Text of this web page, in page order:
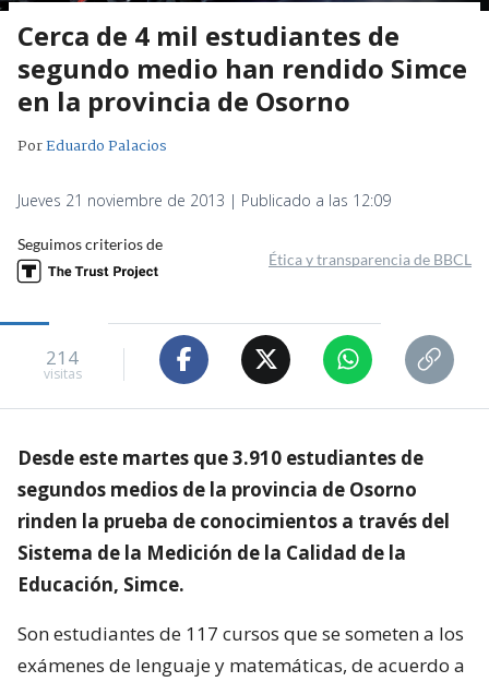
Cerca de 4 mil estudiantes de
segundo medio han rendido Simce
en la provincia de Osorno
PorEduardo Palacios
Jueves 21 noviembre de 2013 | Publicado a las 12:09
Seguimos criterios de
Ética y transparencia de BBCL
214
visitas
Desde este martes que 3.910 estudiantes de
segundos medios de la provincia de Osorno
rinden la prueba de conocimientos a través del
Sistema de la Medición de la Calidad de la
Educación, Simce.
Son estudiantes de 117 cursos que se someten a los
exámenes de lenguaje y matemáticas, de acuerdo a